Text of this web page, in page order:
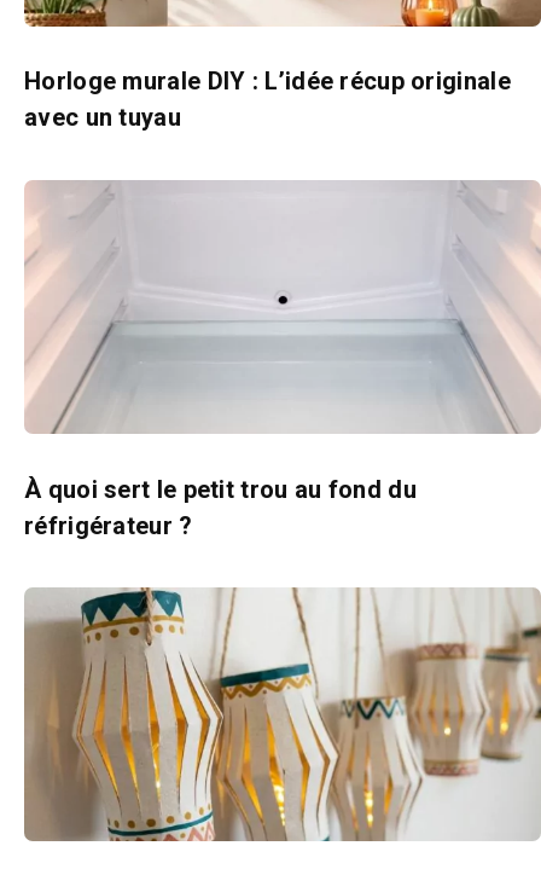
Horloge murale DIY : L’idée récup originale
avec un tuyau
À quoi sert le petit trou au fond du
réfrigérateur ?